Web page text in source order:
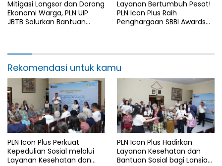
Mitigasi Longsor dan Dorong
Ekonomi Warga, PLN UIP
JBTB Salurkan Bantuan
Layanan Bertumbuh Pesat!
PLN Icon Plus Raih
Penghargaan SBBI Awards
Rekomendasi untuk kamu
PLN Icon Plus Perkuat
Kepedulian Sosial melalui
Layanan Kesehatan dan
PLN Icon Plus Hadirkan
Layanan Kesehatan dan
Bantuan Sosial bagi Lansia